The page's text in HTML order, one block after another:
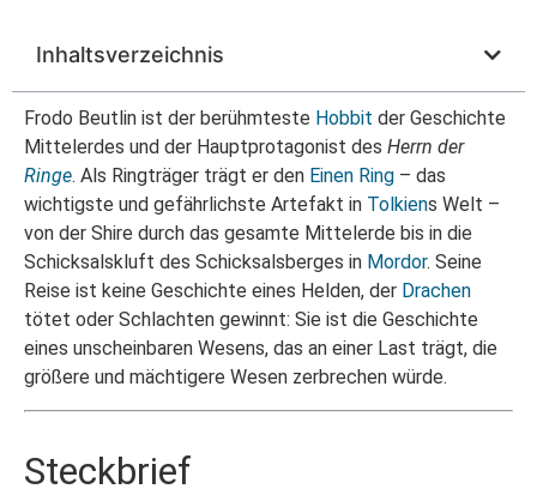
Inhaltsverzeichnis
Frodo Beutlin ist der berühmteste Hobbit der Geschichte
Mittelerdes und der Hauptprotagonist des Herrn der
Ringe. Als Ringträger trägt er den Einen Ring – das
wichtigste und gefährlichste Artefakt in Tolkiens Welt –
von der Shire durch das gesamte Mittelerde bis in die
Schicksalskluft des Schicksalsberges in Mordor. Seine
Reise ist keine Geschichte eines Helden, der Drachen
tötet oder Schlachten gewinnt: Sie ist die Geschichte
eines unscheinbaren Wesens, das an einer Last trägt, die
größere und mächtigere Wesen zerbrechen würde.
Steckbrief